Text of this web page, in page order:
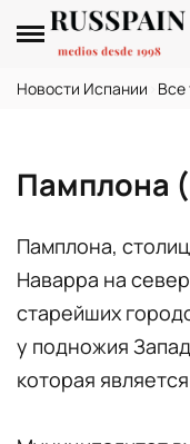
Новости Испании Все
Памплона
Памплона,
Наварра на
старейших
у подножия
которая